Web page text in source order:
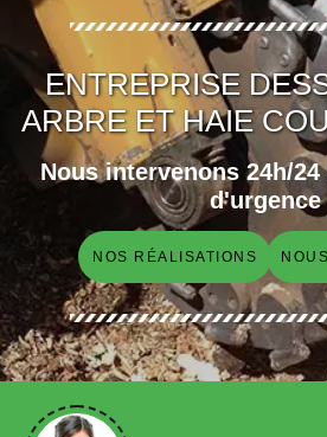
ENTREPRISE
ARBRE ET HAIE
Nous intervenons 24h/
d'urgence
NOS RÉALISATIONS